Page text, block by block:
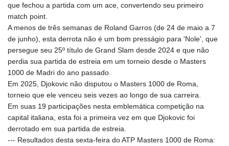
que fechou a partida com um ace, convertendo seu primeiro
match point.
A menos de três semanas de Roland Garros (de 24 de maio a 7
de junho), esta derrota não é um bom presságio para 'Nole', que
persegue seu 25º título de Grand Slam desde 2024 e que não
perdia sua partida de estreia em um torneio desde o Masters
1000 de Madri do ano passado.
Em 2025, Djokovic não disputou o Masters 1000 de Roma,
torneio que ele venceu seis vezes ao longo de sua carreira.
Em suas 19 participações nesta emblemática competição na
capital italiana, esta foi a primeira vez em que Djokovic foi
derrotado em sua partida de estreia.
--- Resultados desta sexta-feira do ATP Masters 1000 de Roma: